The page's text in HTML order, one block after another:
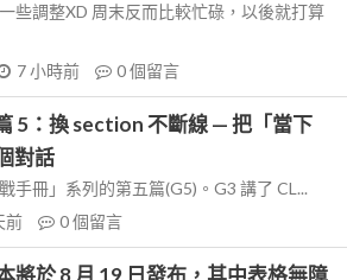
些調整XD 周末反而比較忙碌，以後就打算
7 小時前 0個留言
5：換 section 不斷線 — 把「當下
對話
手冊」系列的第五篇(G5)。G3 講了 CL...
前 0個留言
將於 8 月 19 日發布，其中表格無障